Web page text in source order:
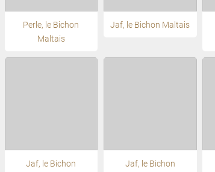
Perle, le Bichon
Maltais
Jaf, le Bichon Maltais
Jaf, le Bichon
Jaf, le Bichon